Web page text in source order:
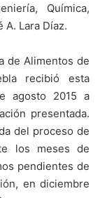
Química,
A. Lara Díaz.
de Alimentos de
recibió esta
agosto 2015 a
presentada.
del proceso de
los meses de
pendientes de
en diciembre